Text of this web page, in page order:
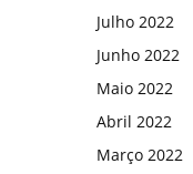
Julho 2022
Junho 2022
Maio 2022
Abril 2022
Março 2022